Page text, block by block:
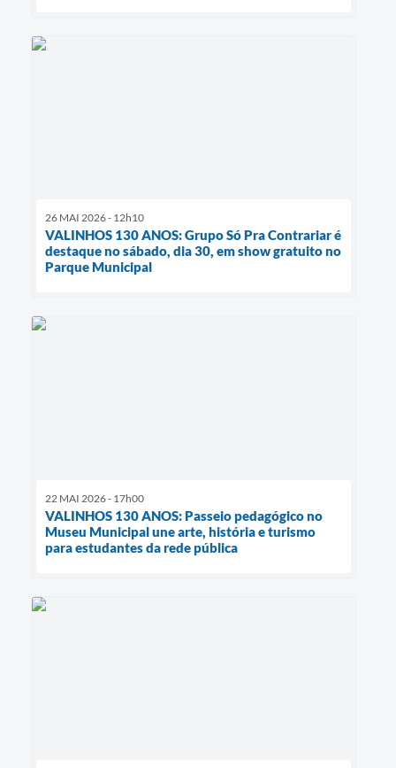
26 MAI 2026 - 12h10
VALINHOS 130 ANOS: Grupo Só Pra Contrariar é
destaque no sábado, dia 30, em show gratuito no
Parque Municipal
22 MAI 2026 - 17h00
VALINHOS 130 ANOS: Passeio pedagógico no
Museu Municipal une arte, história e turismo
para estudantes da rede pública